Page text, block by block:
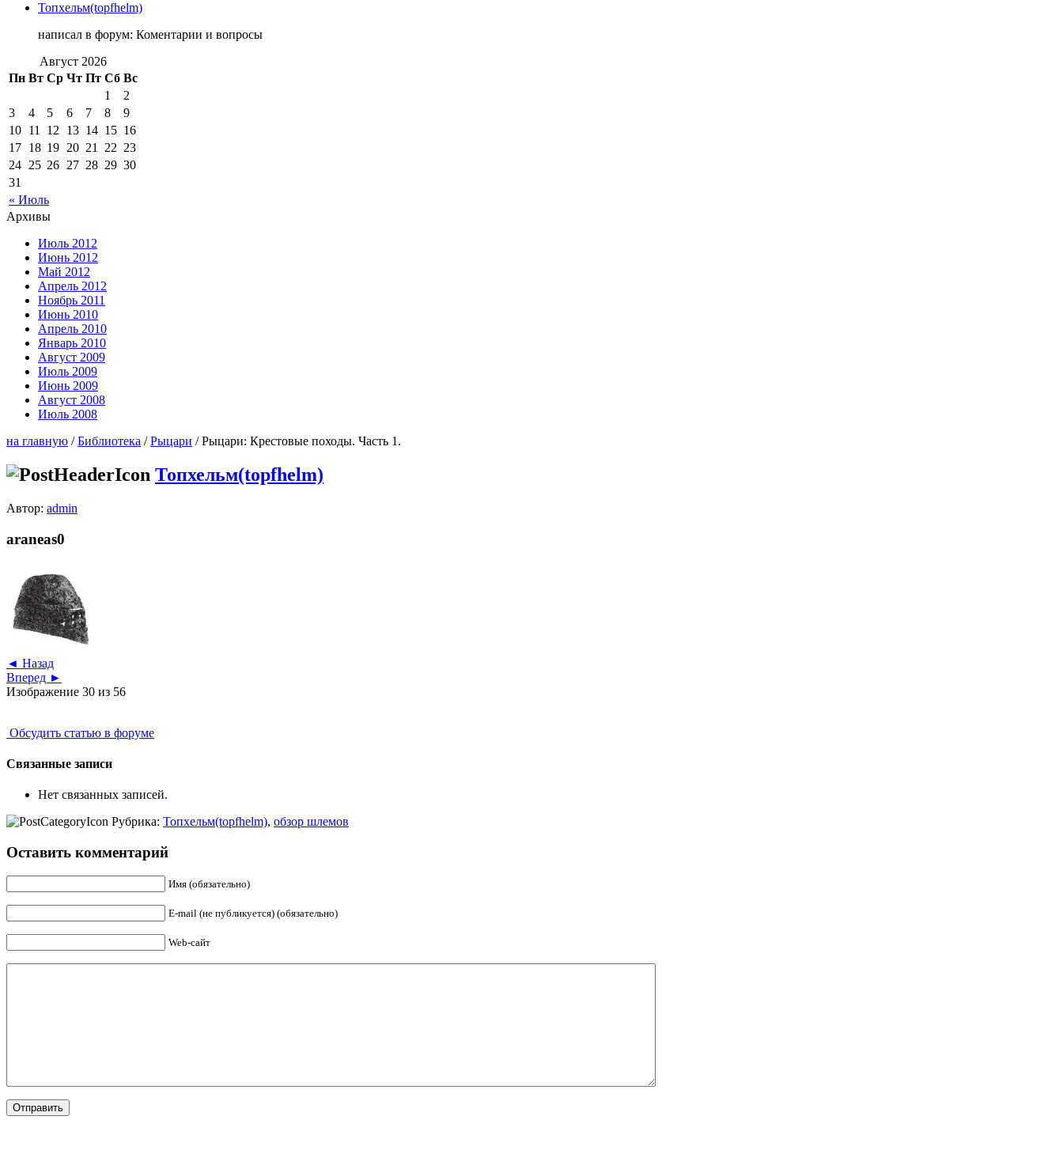
Топхельм(topfhelm)
написал в форум: Коментарии и вопросы
Август 2026
Пн Вт Ср Чт Пт Сб Вс
« Июль
1
2
3
4 5 6 7 8
9
10 11 12 13 14 15 16
17 18 19 20 21 22 23
24 25 26 27 28 29 30
31
Архивы
Июль 2012
Июнь 2012
Май 2012
Апрель 2012
Ноябрь 2011
Июнь 2010
Апрель 2010
Январь 2010
Август 2009
Июль 2009
Июнь 2009
Август 2008
Июль 2008
на главную /Библиотека /Рыцари / Рыцари: Крестовые походы. Часть 1.
Топхельм(topfhelm)
Автор: admin
araneas0
◄ Назад
Вперед ►
Изображение 30 из 56
Обсудить статью в форуме
Связанные записи
Нет связанных записей.
Рубрика: Топхельм(topfhelm), обзор шлемов
Оставить комментарий
Имя (обязательно)
E-mail (не публикуется) (обязательно)
Web-сайт
Отправить